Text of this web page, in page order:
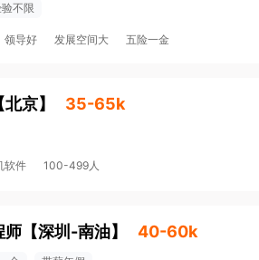
不限
领导好 发展空间大 五险一金
北京】 35-65k
软件 100-499人
师 【深圳-南油】 40-60k